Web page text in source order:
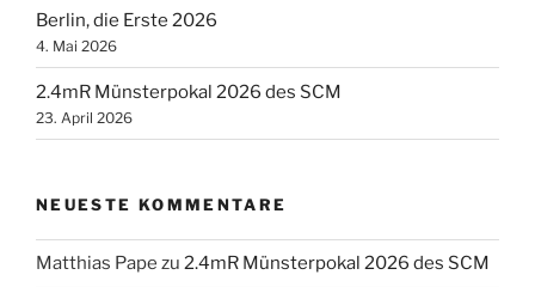
Berlin, die Erste 2026
4. Mai 2026
2.4mR Münsterpokal 2026 des SCM
23. April 2026
NEUESTE KOMMENTARE
Matthias Pape zu 2.4mR Münsterpokal 2026 des SCM